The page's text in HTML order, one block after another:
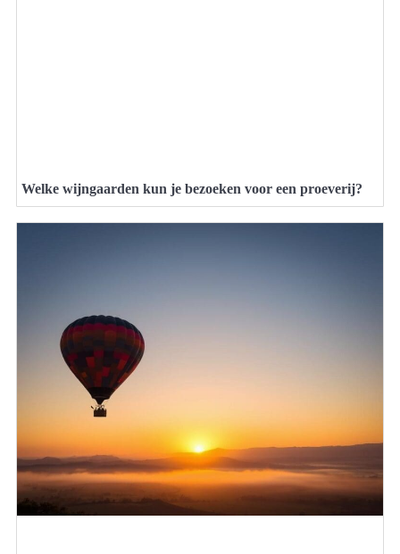
Welke wijngaarden kun je bezoeken voor een proeverij?